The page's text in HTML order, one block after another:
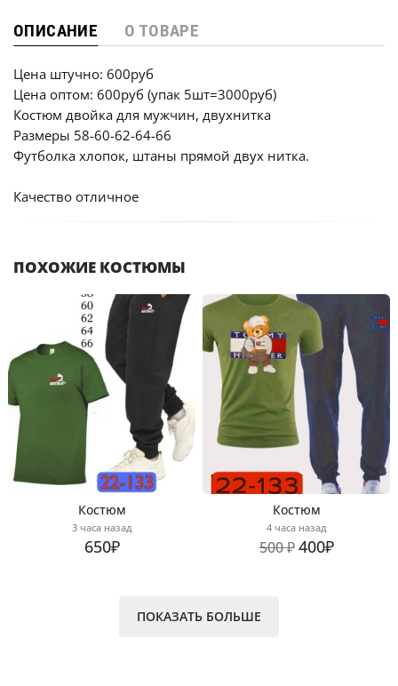
ОПИСАНИЕ О ТОВАРЕ
Цена штучно: 600руб
Цена оптом: 600руб (упак 5шт=3000руб)
Костюм двойка для мужчин, двухнитка
Размеры 58-60-62-64-66
Футболка хлопок, штаны прямой двух нитка.
Качество отличное
ПОХОЖИЕ КОСТЮМЫ
Костюм
3 часа назад
650₽
Костюм
4 часа назад
500 ₽ 400₽
ПОКАЗАТЬ БОЛЬШЕ